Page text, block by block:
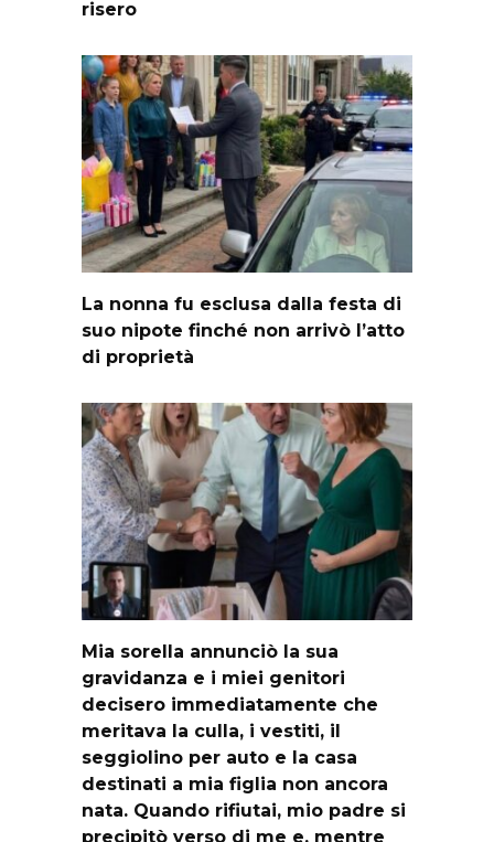
risero
La nonna fu esclusa dalla festa di
suo nipote finché non arrivò l’atto
di proprietà
Mia sorella annunciò la sua
gravidanza e i miei genitori
decisero immediatamente che
meritava la culla, i vestiti, il
seggiolino per auto e la casa
destinati a mia figlia non ancora
nata. Quando rifiutai, mio padre si
precipitò verso di me e, mentre